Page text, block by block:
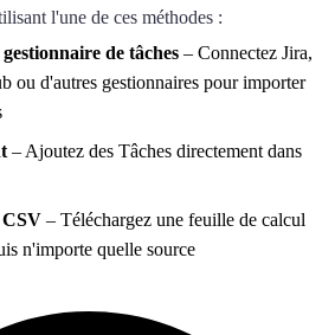
l'une de ces méthodes :
de tâches – Connectez Jira,
ou d'autres gestionnaires pour importer
– Ajoutez des Tâches directement dans
– Téléchargez une feuille de calcul
n'importe quelle source